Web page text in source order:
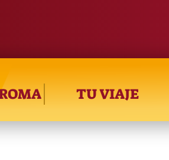
TU VIAJE